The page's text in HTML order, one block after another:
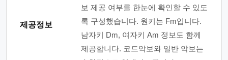
제공정보
보 제공 여부를 한눈에 확인할 수 있도
록 구성했습니다. 원키는 Fm입니다.
남자키 Dm, 여자키 Am 정보도 함께
제공합니다. 코드악보와 일반 악보는